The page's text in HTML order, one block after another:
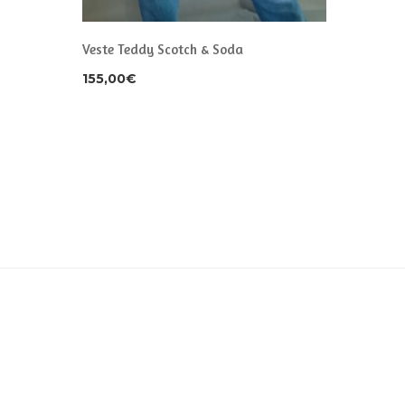
Veste Teddy Scotch & Soda
155,00€